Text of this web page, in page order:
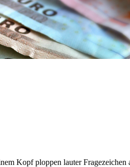
Kopf ploppen lauter Fragezeichen